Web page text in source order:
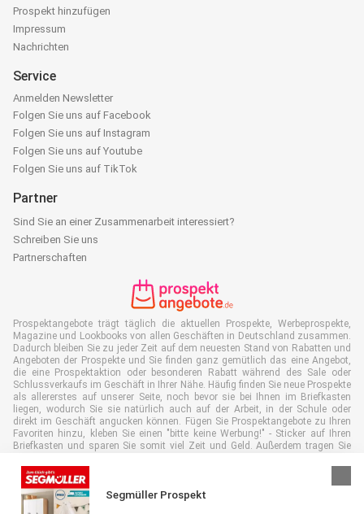
Segmüller Prospekt
Prospekt hinzufügen
Impressum
Nachrichten
Service
Anmelden Newsletter
Folgen Sie uns auf Facebook
Folgen Sie uns auf Instagram
Folgen Sie uns auf Youtube
Folgen Sie uns auf TikTok
Partner
Sind Sie an einer Zusammenarbeit interessiert?
Schreiben Sie uns
Partnerschaften
Prospektangebote trägt täglich die aktuellen Prospekte, Werbeprospekte,
Magazine und Lookbooks von allen Geschäften in Deutschland zusammen.
Dadurch bleiben Sie zu jeder Zeit auf dem neuesten Stand von Rabatten und
Angeboten der Prospekte und Sie finden ganz gemütlich das eine Angebot,
die eine Prospektaktion oder besonderen Rabatt während des Sale oder
Schlussverkaufs im Geschäft in Ihrer Nähe. Häufig finden Sie neue Prospekte
als allererstes auf unserer Seite, noch bevor sie bei Ihnen im Briefkasten
liegen, wodurch Sie sie natürlich auch auf der Arbeit, in der Schule oder
direkt im Geschäft angucken können. Fügen Sie Prospektangebote zu Ihren
Favoriten hinzu, kleben Sie einen "bitte keine Werbung!" - Sticker auf Ihren
Briefkasten und sparen Sie somit viel Zeit und Geld. Außerdem tragen Sie
ist.